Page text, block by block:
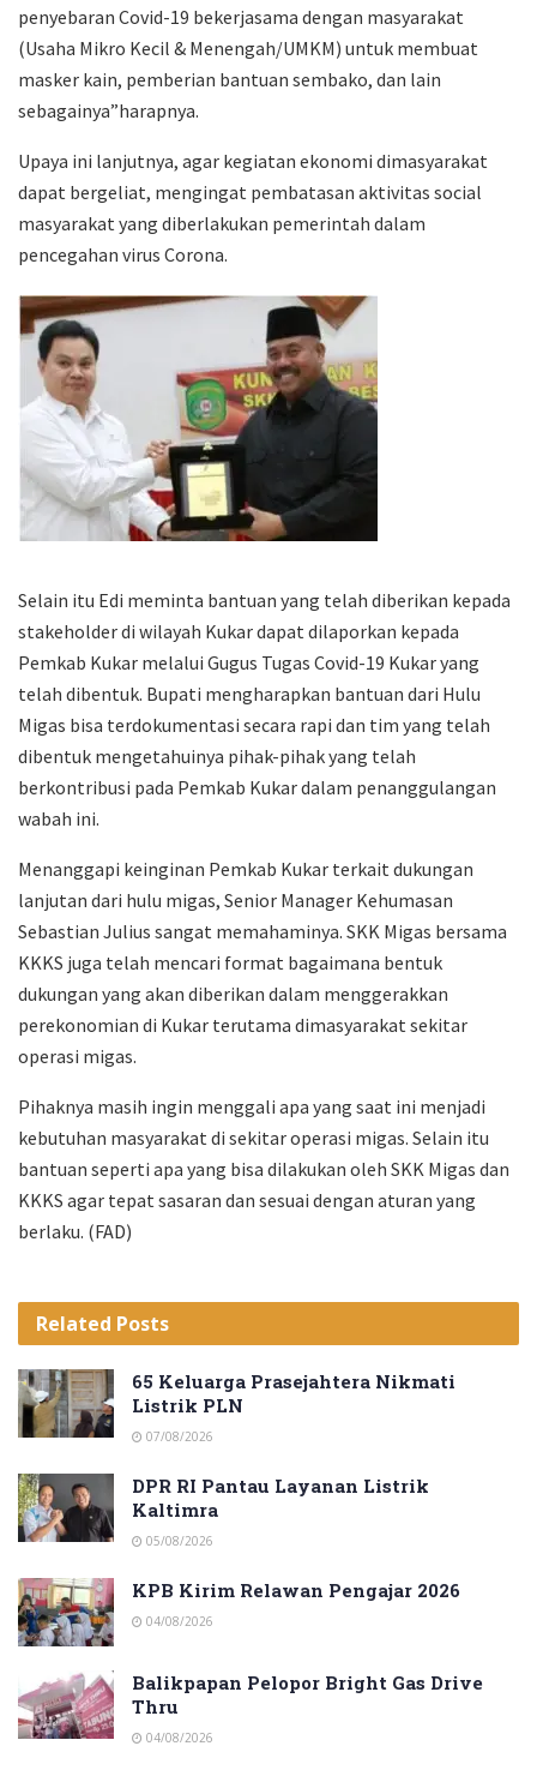
penyebaran Covid-19 bekerjasama dengan masyarakat
(Usaha Mikro Kecil & Menengah/UMKM) untuk membuat
masker kain, pemberian bantuan sembako, dan lain
sebagainya”harapnya.
Upaya ini lanjutnya, agar kegiatan ekonomi dimasyarakat
dapat bergeliat, mengingat pembatasan aktivitas social
masyarakat yang diberlakukan pemerintah dalam
pencegahan virus Corona.
Selain itu Edi meminta bantuan yang telah diberikan kepada
stakeholder di wilayah Kukar dapat dilaporkan kepada
Pemkab Kukar melalui Gugus Tugas Covid-19 Kukar yang
telah dibentuk. Bupati mengharapkan bantuan dari Hulu
Migas bisa terdokumentasi secara rapi dan tim yang telah
dibentuk mengetahuinya pihak-pihak yang telah
berkontribusi pada Pemkab Kukar dalam penanggulangan
wabah ini.
Menanggapi keinginan Pemkab Kukar terkait dukungan
lanjutan dari hulu migas, Senior Manager Kehumasan
Sebastian Julius sangat memahaminya. SKK Migas bersama
KKKS juga telah mencari format bagaimana bentuk
dukungan yang akan diberikan dalam menggerakkan
perekonomian di Kukar terutama dimasyarakat sekitar
operasi migas.
Pihaknya masih ingin menggali apa yang saat ini menjadi
kebutuhan masyarakat di sekitar operasi migas. Selain itu
bantuan seperti apa yang bisa dilakukan oleh SKK Migas dan
KKKS agar tepat sasaran dan sesuai dengan aturan yang
berlaku. (FAD)
Related Posts
65 Keluarga Prasejahtera Nikmati
Listrik PLN
07/08/2026
DPR RI Pantau Layanan Listrik
Kaltimra
05/08/2026
KPB Kirim Relawan Pengajar 2026
04/08/2026
Balikpapan Pelopor Bright Gas Drive
Thru
04/08/2026